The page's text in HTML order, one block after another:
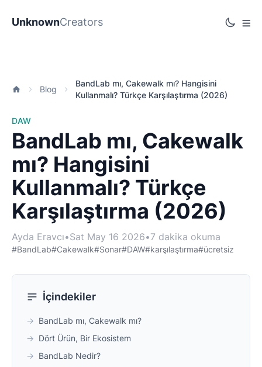
UnknownCreators
Blog
BandLab mı, Cakewalk mı? Hangisini
Kullanmalı? Türkçe Karşılaştırma (2026)
DAW
BandLab mı, Cakewalk
mı? Hangisini
Kullanmalı? Türkçe
Karşılaştırma (2026)
Ayda Eravcı•Sat May 16 2026•7 dakika okuma
#BandLab#Cakewalk#Sonar#DAW#karşılaştırma#ücretsiz
İçindekiler
→ BandLab mı, Cakewalk mı?
→ Dört Ürün, Bir Ekosistem
→ BandLab Nedir?